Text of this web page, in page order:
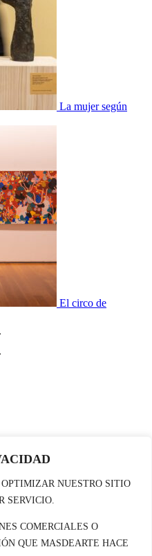
NUESTRO SITIO
SERVICIO.
COMERCIALES O
QUE MASDEARTE HACE
La mujer según
El circo de
museos y artistas